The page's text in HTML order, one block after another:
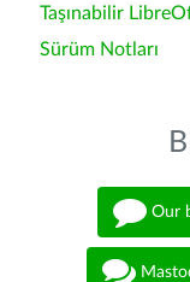
Taşınabilir
Sürüm Notları
Our